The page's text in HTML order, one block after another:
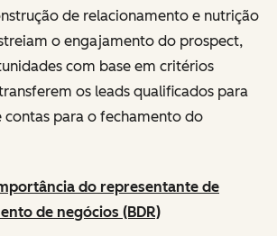
de relacionamento e nutrição
o engajamento do prospect,
com base em critérios
os leads qualificados para
contas para o fechamento do
do representante de
de negócios (BDR)